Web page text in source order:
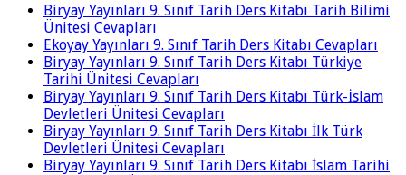
Biryay Yayınları 9. Sınıf Tarih Ders Kitabı Tarih Bilimi
Ünitesi Cevapları
Ekoyay Yayınları 9. Sınıf Tarih Ders Kitabı Cevapları
Biryay Yayınları 9. Sınıf Tarih Ders Kitabı Türkiye
Tarihi Ünitesi Cevapları
Biryay Yayınları 9. Sınıf Tarih Ders Kitabı Türk-İslam
Devletleri Ünitesi Cevapları
Biryay Yayınları 9. Sınıf Tarih Ders Kitabı İlk Türk
Devletleri Ünitesi Cevapları
Biryay Yayınları 9. Sınıf Tarih Ders Kitabı İslam Tarihi